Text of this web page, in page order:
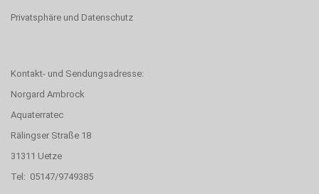
Privatsphäre und Datenschutz
Kontakt- und Sendungsadresse:
Norgard Ambrock
Aquaterratec
Rälingser Straße 18
31311 Uetze
Tel: 05147/9749385